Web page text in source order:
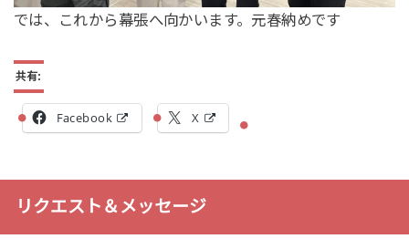
では、これから幕張へ向かいます。元春納めです
共有:
Facebook X
リクエスト＆メッセージ